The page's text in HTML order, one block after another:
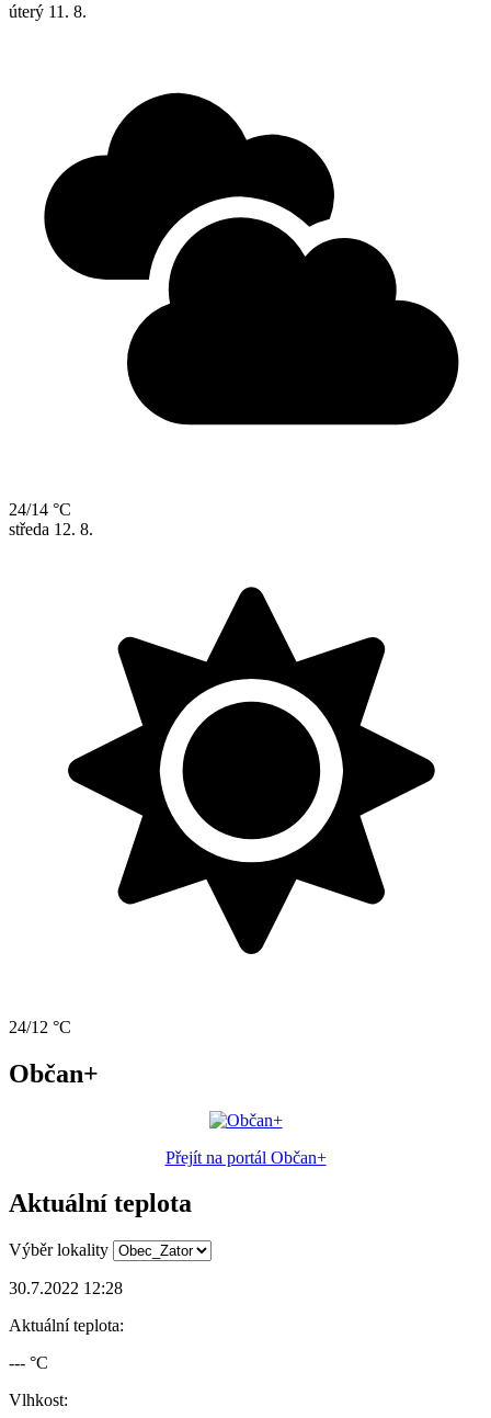
úterý 11. 8.
24/14 °C
středa 12. 8.
24/12 °C
Občan+
Přejít na portál Občan+
Aktuální teplota
Výběr lokality
30.7.2022 12:28
Aktuální teplota:
--- °C
Vlhkost: